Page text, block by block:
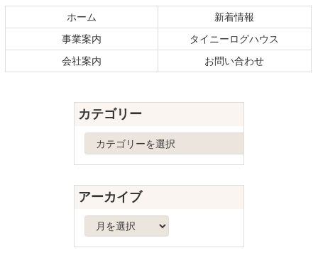
ン
文
の
へ
ホーム
新着情報
事業案内
タイニーログハウス
会社案内
お問い合わせ
カテゴリー
ゴ
リ
ー
アーカイブ
ー